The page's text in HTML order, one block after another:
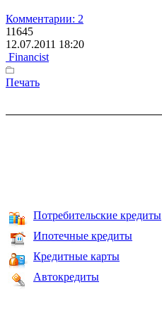
Комментарии: 2
11645
12.07.2011 18:20
Financist
Печать
Потребительские кредиты
Ипотечные кредиты
Кредитные карты
Автокредиты